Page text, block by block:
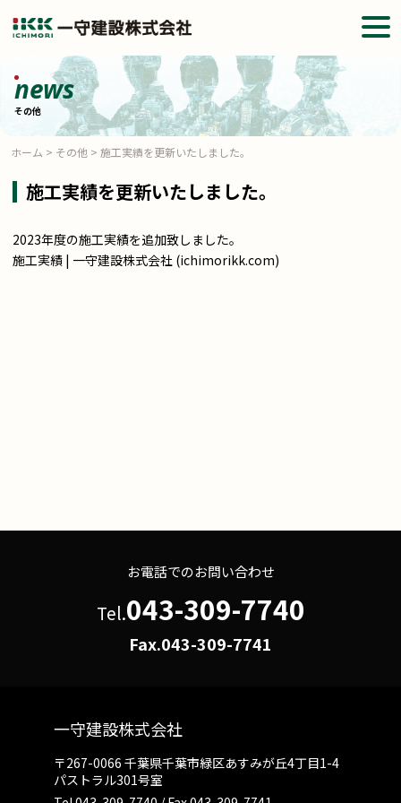
news
その他
ホーム > その他 > 施工実績を更新いたしました。
施工実績を更新いたしました。
2023年度の施工実績を追加致しました。
施工実績 | 一守建設株式会社 (ichimorikk.com)
お電話でのお問い合わせ
Tel.043-309-7740
Fax.043-309-7741
一守建設株式会社
〒267-0066 千葉県千葉市緑区あすみが丘4丁目1-4
パストラル301号室